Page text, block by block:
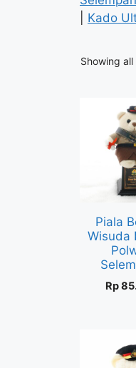
Kado
Showing
Piala
Wisuda
Rp